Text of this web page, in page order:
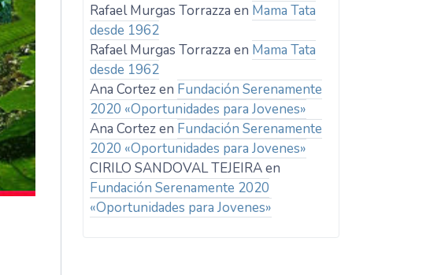
Rafael Murgas Torrazza en Mama Tata
desde 1962
Rafael Murgas Torrazza en Mama Tata
desde 1962
Ana Cortezen Fundación Serenamente
2020 «Oportunidades para Jovenes»
Ana Cortezen Fundación Serenamente
2020 «Oportunidades para Jovenes»
CIRILO SANDOVAL TEJEIRAen
Fundación Serenamente 2020
«Oportunidades para Jovenes»